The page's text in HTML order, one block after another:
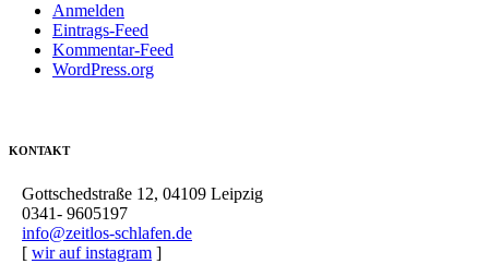
Anmelden
Eintrags-Feed
Kommentar-Feed
WordPress.org
KONTAKT
Gottschedstraße 12, 04109 Leipzig
0341- 9605197
info@zeitlos-schlafen.de
[ wir auf instagram ]